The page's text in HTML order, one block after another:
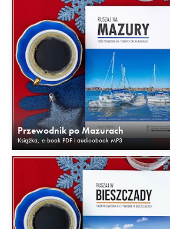
Przewodnik po Mazurach
Książka, e-book PDF i audioobook MP3